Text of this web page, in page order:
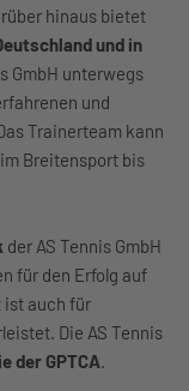
hinaus bietet
und in
GmbH unterwegs
und
Trainerteam kann
Breitensport bis
der AS Tennis GmbH
für den Erfolg auf
ist auch für
Die AS Tennis
der GPTCA